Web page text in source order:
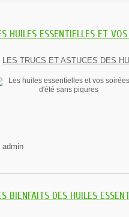
HUILES ESSENTIELLES ET
LES TRUCS ET ASTUCES DES
admin
BIENFAITS DES HUILES